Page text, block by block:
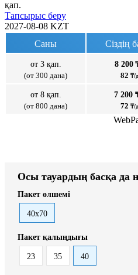
қап.
Тапсырыс беру
2027-08-08 KZT
Саны
Сіздің
от 3 қап.
(от 300 дана)
8 200
82 ₸/
от 8 қап.
(от 800 дана)
7 200
72 ₸/
Осы тауардың басқа да
Пакет өлшемі
40x70
Пакет қалыңдығы
23 35 40